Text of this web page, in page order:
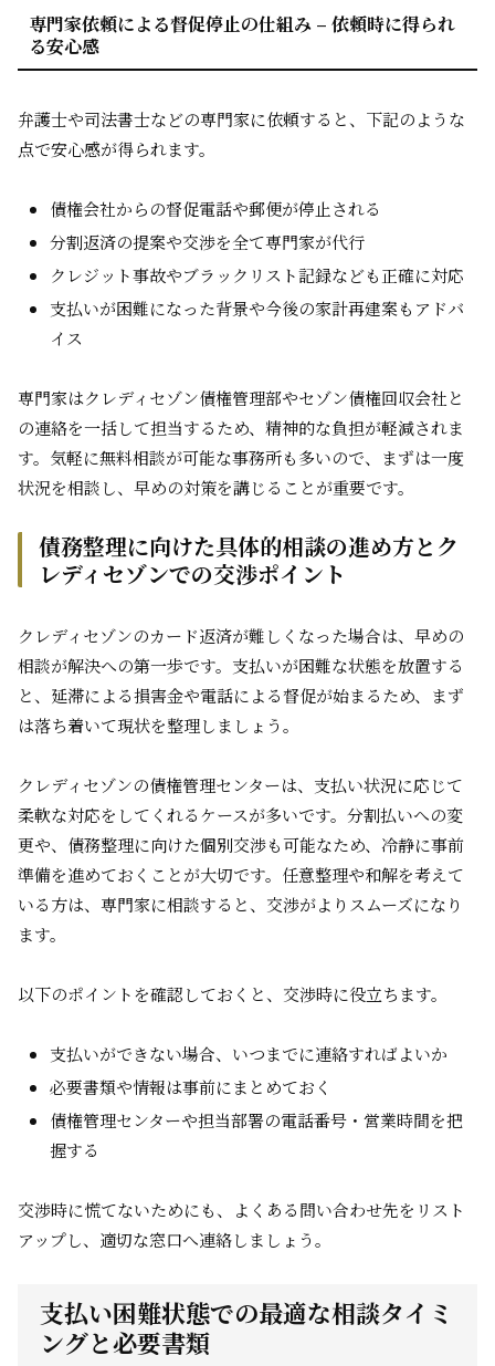
専門家依頼による督促停止の仕組み – 依頼時に得られ
る安心感
弁護士や司法書士などの専門家に依頼すると、下記のような
点で安心感が得られます。
債権会社からの督促電話や郵便が停止される
分割返済の提案や交渉を全て専門家が代行
クレジット事故やブラックリスト記録なども正確に対応
支払いが困難になった背景や今後の家計再建案もアドバ
イス
専門家はクレディセゾン債権管理部やセゾン債権回収会社と
の連絡を一括して担当するため、精神的な負担が軽減されま
す。気軽に無料相談が可能な事務所も多いので、まずは一度
状況を相談し、早めの対策を講じることが重要です。
債務整理に向けた具体的相談の進め方とク
レディセゾンでの交渉ポイント
クレディセゾンのカード返済が難しくなった場合は、早めの
相談が解決への第一歩です。支払いが困難な状態を放置する
と、延滞による損害金や電話による督促が始まるため、まず
は落ち着いて現状を整理しましょう。
クレディセゾンの債権管理センターは、支払い状況に応じて
柔軟な対応をしてくれるケースが多いです。分割払いへの変
更や、債務整理に向けた個別交渉も可能なため、冷静に事前
準備を進めておくことが大切です。任意整理や和解を考えて
いる方は、専門家に相談すると、交渉がよりスムーズになり
ます。
以下のポイントを確認しておくと、交渉時に役立ちます。
支払いができない場合、いつまでに連絡すればよいか
必要書類や情報は事前にまとめておく
債権管理センターや担当部署の電話番号・営業時間を把
握する
交渉時に慌てないためにも、よくある問い合わせ先をリスト
アップし、適切な窓口へ連絡しましょう。
支払い困難状態での最適な相談タイミ
ングと必要書類